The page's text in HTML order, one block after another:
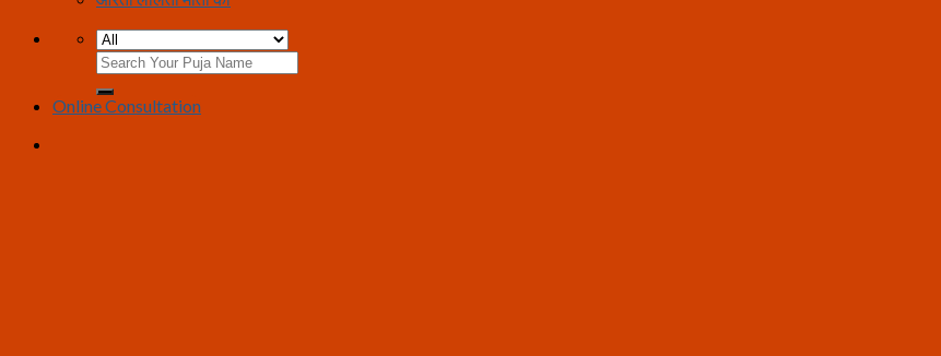
Search
for:
Online Consultation